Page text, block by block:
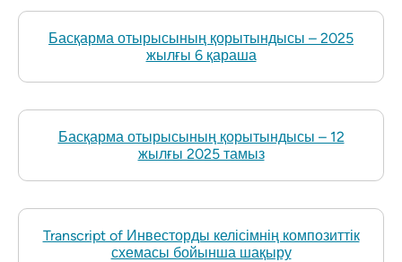
Басқарма отырысының қорытындысы – 2025
жылғы 6 қараша
Басқарма отырысының қорытындысы – 12
жылғы 2025 тамыз
Transcript of Инвесторды келісімнің композиттік
схемасы бойынша шақыру